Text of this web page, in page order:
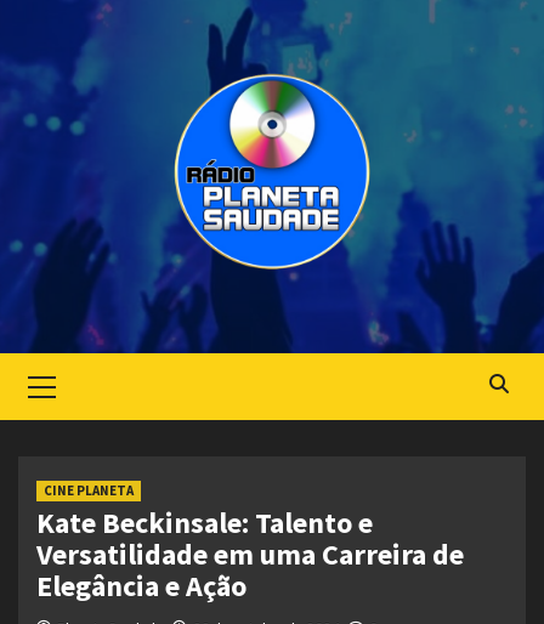
Menu
CINE PLANETA
Kate Beckinsale: Talento e
Versatilidade em uma Carreira de
Elegância e Ação